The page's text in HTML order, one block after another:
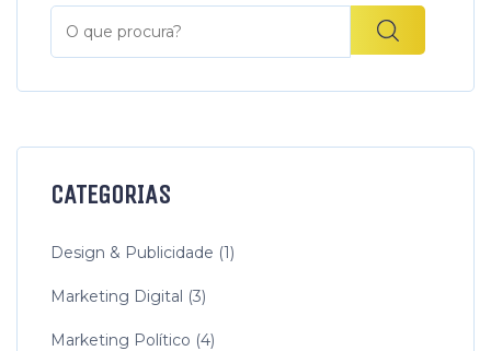
CATEGORIAS
Design & Publicidade (1)
Marketing Digital (3)
Marketing Político (4)